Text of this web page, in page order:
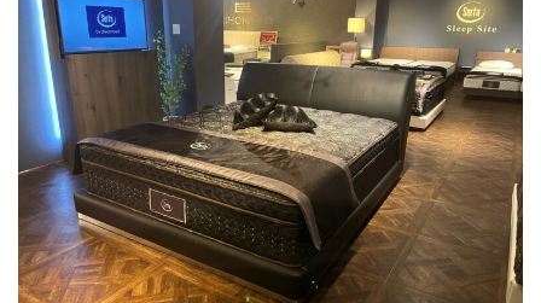
ブログ BLOG
おしらせ NEWS